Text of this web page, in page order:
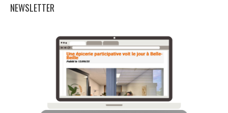
NEWSLETTER